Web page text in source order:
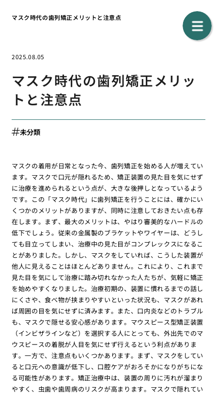
マスク時代の歯列矯正メリットと注意点
2025.08.05
マスク時代の歯列矯正メリッ
トと注意点
未分類
マスクの着用が日常となった今、歯列矯正を始める人が増えてい
ます。マスクで口元が隠れるため、矯正装置の見た目を気にせず
に治療を進められるという点が、大きな後押しとなっているよう
です。この「マスク時代」に歯列矯正を行うことには、確かにい
くつかのメリットがありますが、同時に注意しておきたい点も存
在します。まず、最大のメリットは、やはり審美的なハードルの
低下でしょう。従来の金属製のブラケットやワイヤーは、どうし
ても目立ってしまい、治療中の見た目がコンプレックスになるこ
とがありました。しかし、マスクをしていれば、こうした装置が
他人に見えることはほとんどありません。これにより、これまで
見た目を気にして治療に踏み切れなかった人たちが、気軽に矯正
を始めやすくなりました。治療初期の、装置に慣れるまでの話し
にくさや、食べ物が挟まりやすいといった状況も、マスクがあれ
ば周囲の目を気にせずに済みます。また、口内炎などのトラブル
も、マスクで隠せる安心感があります。マウスピース型矯正装置
（インビザラインなど）を選択する人にとっても、外出先でのマ
ウスピースの着脱が人目を気にせず行えるという利点がありま
す。一方で、注意点もいくつかあります。まず、マスクをしてい
ると口元への意識が低下し、口腔ケアがおろそかになりがちにな
る可能性があります。矯正治療中は、装置の周りに汚れが溜まり
やすく、虫歯や歯周病のリスクが高まります。マスクで隠れてい